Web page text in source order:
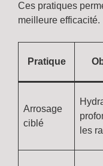
Ces pratiques
meilleure efficacité.
Pratique
Arrosage
ciblé
les